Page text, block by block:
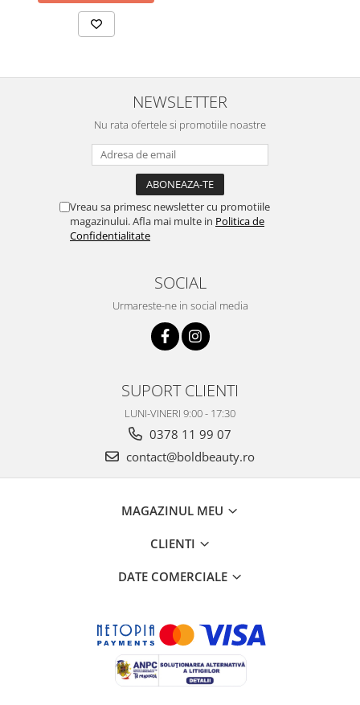
NEWSLETTER
Nu rata ofertele si promotiile noastre
Vreau sa primesc newsletter cu promotiile
magazinului. Afla mai multe in Politica de
Confidentialitate
SOCIAL
Urmareste-ne in social media
SUPORT CLIENTI
LUNI-VINERI 9:00 - 17:30
0378 11 99 07
contact@boldbeauty.ro
MAGAZINUL MEU
CLIENTI
DATE COMERCIALE